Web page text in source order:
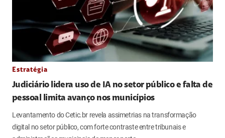
Estratégia
Judiciário lidera uso de IA no setor público e falta de
pessoal limita avanço nos municípios
Levantamento do Cetic.br revela assimetrias na transformação
digital no setor público, com forte contraste entre tribunais e